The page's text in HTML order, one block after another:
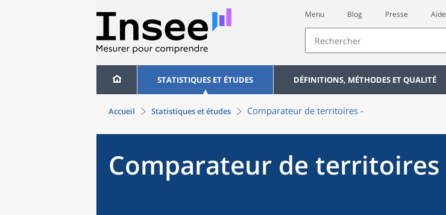
Menu Blog Presse Aide
STATISTIQUES ET ÉTUDES DÉFINITIONS, MÉTHODES ET QUALITÉ
Accueil Statistiques et études Comparateur de territoires -
Comparateur de territoires